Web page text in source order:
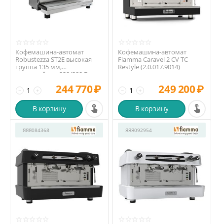
Кофемашина-автомат
Robustezza ST2E высокая
группа 135 мм,
экономайзер, 220/380 В
+
− 244 770₽
В корзину
Кофемашина-автомат
Fiamma Caravel 2 CV TC
Restyle (2.0.017.9014)
+
− 249 200₽
В корзину
ЯЯЯ084368 ЯЯЯ092954